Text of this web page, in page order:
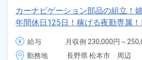
カーナビゲーション部品の組立！
年間休日125日！稼げる夜勤専属
登用制度あり！マイカー通勤OK！
給与
月収例 230,000円～
時給 1,230円～1,230円
勤務地
長野県 松本市　周辺